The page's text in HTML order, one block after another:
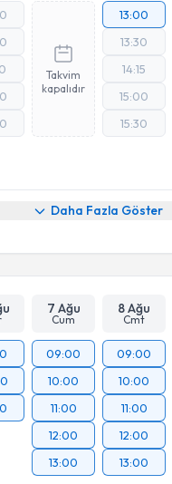
Takvim
kapalıdır
13:00
13:30
14:15
15:00
15:30
Daha Fazla Göster
7 Ağu
Cum
8 Ağu
Cmt
09:00
10:00
11:00
12:00
13:00
09:00
10:00
11:00
12:00
13:00